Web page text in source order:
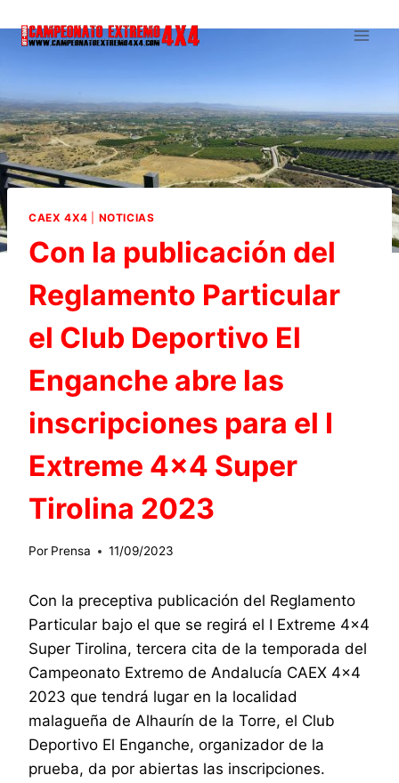
CAEX 4X4 NOTICIAS
Con la publicación del
Reglamento Particular
el Club Deportivo El
Enganche abre las
inscripciones para el I
Extreme 4×4 Super
Tirolina 2023
Por Prensa 11/09/2023
Con la preceptiva publicación del Reglamento
Particular bajo el que se regirá el I Extreme 4×4
Super Tirolina, tercera cita de la temporada del
Campeonato Extremo de Andalucía CAEX 4×4
2023 que tendrá lugar en la localidad
malagueña de Alhaurín de la Torre, el Club
Deportivo El Enganche, organizador de la
prueba, da por abiertas las inscripciones.